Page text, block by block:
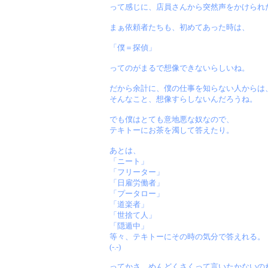
って感じに、店員さんから突然声をかけられ
まぁ依頼者たちも、初めてあった時は、
「僕＝探偵」
ってのがまるで想像できないらしいね。
だから余計に、僕の仕事を知らない人からは、
そんなこと、想像すらしないんだろうね。
でも僕はとても意地悪な奴なので、
テキトーにお茶を濁して答えたり。
あとは、
「ニート」
「フリーター」
「日雇労働者」
「プータロー」
「道楽者」
「世捨て人」
「隠遁中」
等々、テキトーにその時の気分で答えれる。
(-.-)